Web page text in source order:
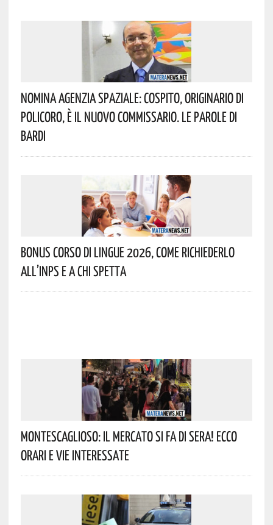
Nomina Agenzia Spaziale: Cospito, Originario Di
Policoro, È Il Nuovo Commissario. Le Parole Di
Bardi
Bonus Corso Di Lingue 2026, Come Richiederlo
All’INPS E A Chi Spetta
Montescaglioso: Il Mercato Si Fa Di Sera! Ecco
Orari E Vie Interessate